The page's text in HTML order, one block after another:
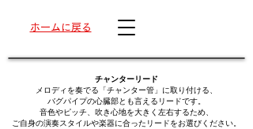
ホームに戻る
チャンターリード
メロディを奏でる「チャンター管」に取り付ける、
バグパイプの心臓部とも言えるリードです。
音色やピッチ、吹き心地を大きく左右するため、
ご自身の演奏スタイルや楽器に合ったリードをお選びください。